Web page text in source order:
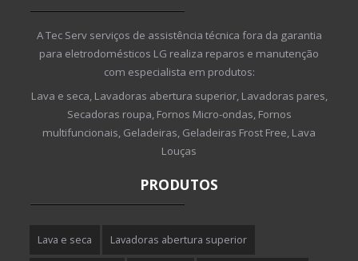
A Tec Serv serviços de assistência técnica fora da garantia
para eletrodomésticos LG realiza reparos e manutenção
com especialista em produtos:
Lava e seca, Lavadoras abertura superior, Lavadoras pares,
Secadoras roupa, Fornos Micro-ondas, Fornos
multifuncionais, Geladeiras, Geladeiras Frost Free, Lava
Louças
PRODUTOS
Lava e seca Lavadoras abertura superior